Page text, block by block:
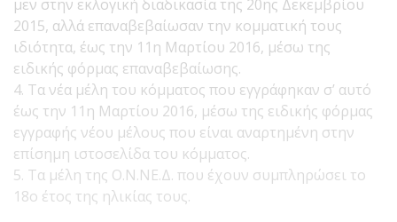
μεν στην εκλογική διαδικασία της 20ης Δεκεμβρίου
2015, αλλά επαναβεβαίωσαν την κομματική τους
ιδιότητα, έως την 11η Μαρτίου 2016, μέσω της
ειδικής φόρμας επαναβεβαίωσης.
4. Τα νέα μέλη του κόμματος που εγγράφηκαν σ’ αυτό
έως την 11η Μαρτίου 2016, μέσω της ειδικής φόρμας
εγγραφής νέου μέλους που είναι αναρτημένη στην
επίσημη ιστοσελίδα του κόμματος.
5. Τα μέλη της Ο.Ν.ΝΕ.Δ. που έχουν συμπληρώσει το
18ο έτος της ηλικίας τους.